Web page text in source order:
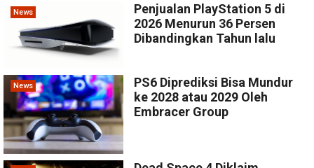
News
Penjualan PlayStation 5 di
2026 Menurun 36 Persen
Dibandingkan Tahun lalu
News
PS6 Diprediksi Bisa Mundur
ke 2028 atau 2029 Oleh
Embracer Group